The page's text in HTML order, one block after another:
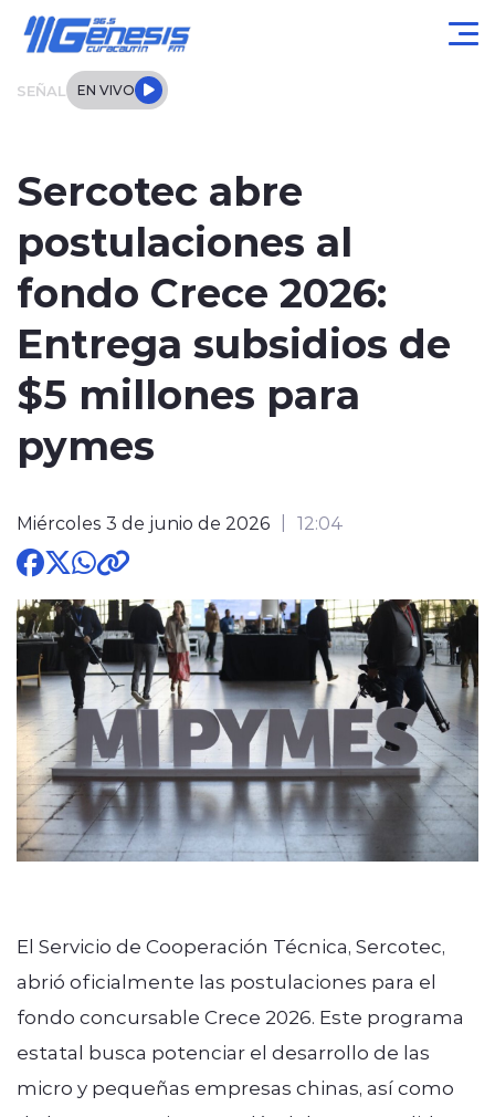
SEÑAL EN VIVO
Internacional
modo claro
Sercotec abre
postulaciones al
fondo Crece 2026:
Entrega subsidios de
$5 millones para
pymes
Miércoles 3 de junio de 2026 12:04
El Servicio de Cooperación Técnica, Sercotec,
abrió oficialmente las postulaciones para el
fondo concursable Crece 2026. Este programa
estatal busca potenciar el desarrollo de las
micro y pequeñas empresas chinas, así como